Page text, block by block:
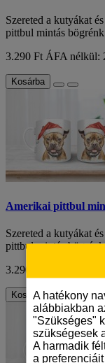
Szereted a kutyákat
pittbul mintás
3.290 Ft ÁFA nélkül:
Kosárba
Amerikai pittbul
Szereted a kutyákat
pittbul mintás
3.290 Ft
KosárbaA hatékony
alábbiakban
"Szükséges"
szükségesek
A harmadik
a